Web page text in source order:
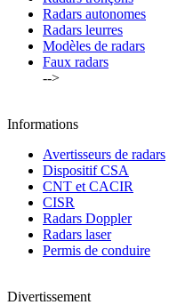
Radars autonomes
Radars leurres
Modèles de radars
Faux radars
-->
Informations
Avertisseurs de radars
Dispositif CSA
CNT et CACIR
CISR
Radars Doppler
Radars laser
Permis de conduire
Divertissement